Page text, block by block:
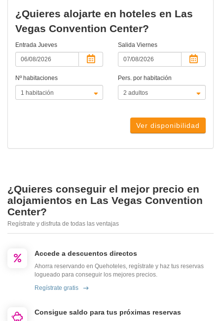
¿Quieres alojarte en hoteles en Las
Vegas Convention Center?
Entrada Jueves Salida Viernes
Nº habitaciones Pers. por habitación
Ver disponibilidad
¿Quieres conseguir el mejor precio en
alojamientos en Las Vegas Convention
Center?
Regístrate y disfruta de todas las ventajas
Accede a descuentos directos
Ahorra reservando en Quehoteles, regístrate y haz tus reservas
logueado para conseguir los mejores precios.
Regístrate gratis
Consigue saldo para tus próximas reservas